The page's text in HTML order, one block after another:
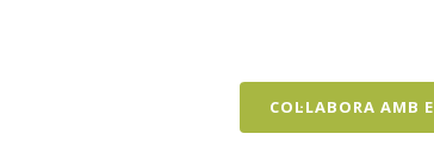
COL·LABORA AMB